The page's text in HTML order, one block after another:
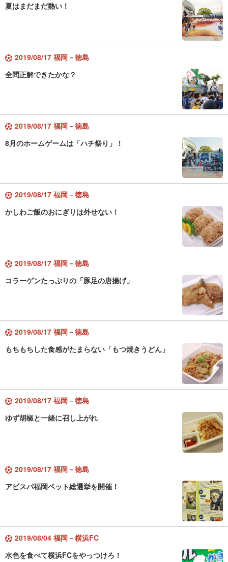
夏はまだまだ熱い！
2019/08/17 福岡－徳島
全問正解できたかな？
2019/08/17 福岡－徳島
8月のホームゲームは「ハチ祭り」！
2019/08/17 福岡－徳島
かしわご飯のおにぎりは外せない！
2019/08/17 福岡－徳島
コラーゲンたっぷりの「豚足の唐揚げ」
2019/08/17 福岡－徳島
もちもちした食感がたまらない「もつ焼きうどん」
2019/08/17 福岡－徳島
ゆず胡椒と一緒に召し上がれ
2019/08/17 福岡－徳島
アビスパ福岡ペット総選挙を開催！
2019/08/04 福岡－横浜FC
水色を食べて横浜FCをやっつけろ！